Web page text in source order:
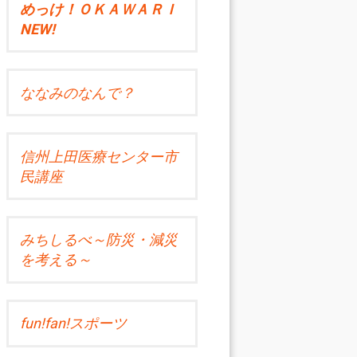
めっけ！ＯＫＡＷＡＲＩ
NEW!
ななみのなんで？
信州上田医療センター市
民講座
みちしるべ～防災・減災
を考える～
fun!fan!スポーツ